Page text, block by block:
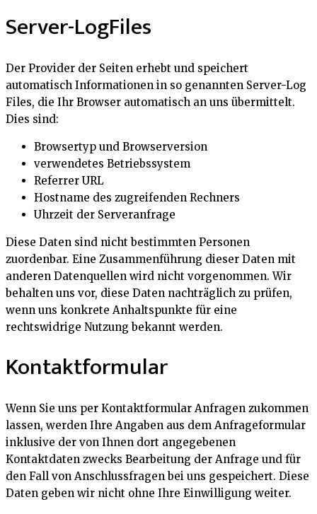
Server-LogFiles
Der Provider der Seiten erhebt und speichert
automatisch Informationen in so genannten Server-Log
Files, die Ihr Browser automatisch an uns übermittelt.
Dies sind:
Browsertyp und Browserversion
verwendetes Betriebssystem
Referrer URL
Hostname des zugreifenden Rechners
Uhrzeit der Serveranfrage
Diese Daten sind nicht bestimmten Personen
zuordenbar. Eine Zusammenführung dieser Daten mit
anderen Datenquellen wird nicht vorgenommen. Wir
behalten uns vor, diese Daten nachträglich zu prüfen,
wenn uns konkrete Anhaltspunkte für eine
rechtswidrige Nutzung bekannt werden.
Kontaktformular
Wenn Sie uns per Kontaktformular Anfragen zukommen
lassen, werden Ihre Angaben aus dem Anfrageformular
inklusive der von Ihnen dort angegebenen
Kontaktdaten zwecks Bearbeitung der Anfrage und für
den Fall von Anschlussfragen bei uns gespeichert. Diese
Daten geben wir nicht ohne Ihre Einwilligung weiter.